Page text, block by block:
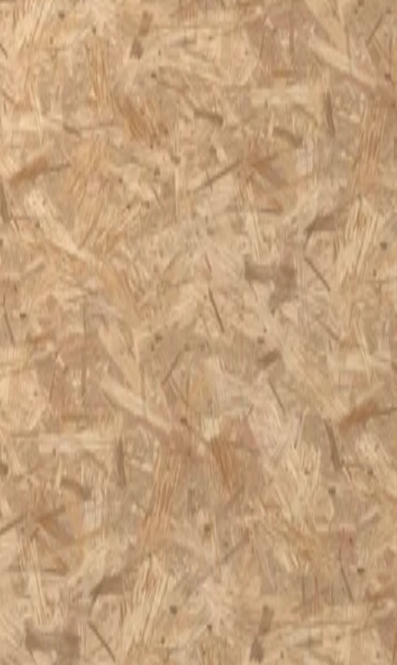
sandwich Kingspan Unidek
en pente peut se faire aussi bien de l'intérieur que de l'extérieur.
peut se faire par l’intérieur ou par l’extérieur. La solution la plus recommandée
sur cette page comment Kingspan Unidek peut vous accompagner dans votre projet.